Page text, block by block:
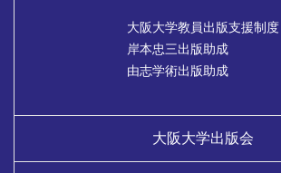
大阪大学教員出版支援制度
岸本忠三出版助成
由志学術出版助成
大阪大学出版会